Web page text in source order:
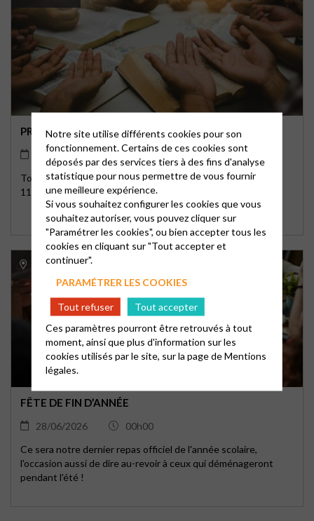
PRIER ENSEMBLE
08/07/2026
20h00
Tous les mercredis de juillet uniquement : prière à 20h00 au
113.
113, Rue du Général Leclerc 94000 Créteil
FÊTE DE FIN D’ANNÉE
28/06/2026
00h00
Ce sera notre dernier repas officiel de l'année scolaire,
l'occasion aussi de dire au-revoir à ceux qui déménageront
pendant l'été !
Notre site utilise différents cookies pour son
fonctionnement. Certains de ces cookies sont
déposés par des services tiers à des fins d'analyse
statistique pour nous permettre de vous fournir
une meilleure expérience.
Si vous souhaitez configurer les cookies que vous
souhaitez autoriser, vous pouvez cliquer sur
"Paramétrer les cookies", ou bien accepter tous les
cookies en cliquant sur "Tout accepter et
continuer".
PARAMÉTRER LES COOKIES
Tout refuser
Tout accepter
Ces paramètres pourront être retrouvés à tout
moment, ainsi que plus d'information sur les
cookies utilisés par le site, sur la page deMentions
légales.